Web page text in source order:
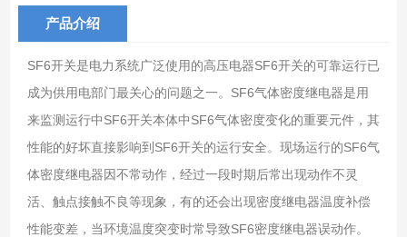
产品介绍
SF6开关是电力系统广泛使用的高压电器SF6开关的可靠运行已
成为供用电部门最关心的问题之一。SF6气体密度继电器是用
来监测运行中SF6开关本体中SF6气体密度变化的重要元件，其
性能的好坏直接影响到SF6开关的运行安全。现场运行的SF6气
体密度继电器因不常动作，经过一段时期后常出现动作不灵
活、触点接触不良等现象，有的还会出现密度继电器温度补偿
性能变差，当环境温度突变时常导致SF6密度继电器误动作。